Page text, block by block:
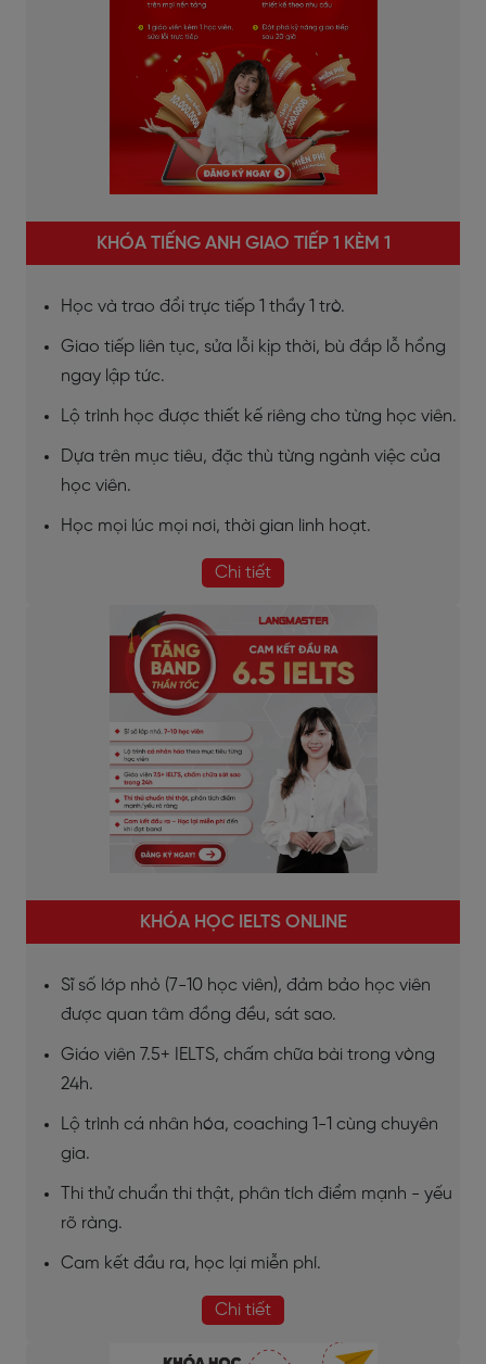
KHÓA TIẾNG ANH GIAO TIẾP 1 KÈM 1
Học và trao đổi trực tiếp 1 thầy 1 trò.
Giao tiếp liên tục, sửa lỗi kịp thời, bù đắp lỗ hổng
ngay lập tức.
Lộ trình học được thiết kế riêng cho từng học viên.
Dựa trên mục tiêu, đặc thù từng ngành việc của
học viên.
Học mọi lúc mọi nơi, thời gian linh hoạt.
Chi tiết
KHÓA HỌC IELTS ONLINE
Sĩ số lớp nhỏ (7-10 học viên), đảm bảo học viên
được quan tâm đồng đều, sát sao.
Giáo viên 7.5+ IELTS, chấm chữa bài trong vòng
24h.
Lộ trình cá nhân hóa, coaching 1-1 cùng chuyên
gia.
Thi thử chuẩn thi thật, phân tích điểm mạnh - yếu
rõ ràng.
Cam kết đầu ra, học lại miễn phí.
Chi tiết